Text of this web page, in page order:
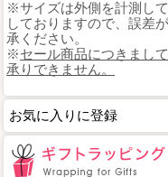
※サイズは外側を計測し
しておりますので、誤差
承ください。
※セール商品につきまし
承りできません。
お気に入りに登録